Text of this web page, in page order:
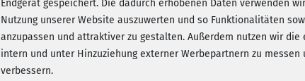
Endgerät gespeichert. Die dadurch erhobenen Daten verwenden
Nutzung unserer Website auszuwerten und so Funktionalitäten
anzupassen und attraktiver zu gestalten. Außerdem nutzen wir
intern und unter Hinzuziehung externer Werbepartnern zu
verbessern.